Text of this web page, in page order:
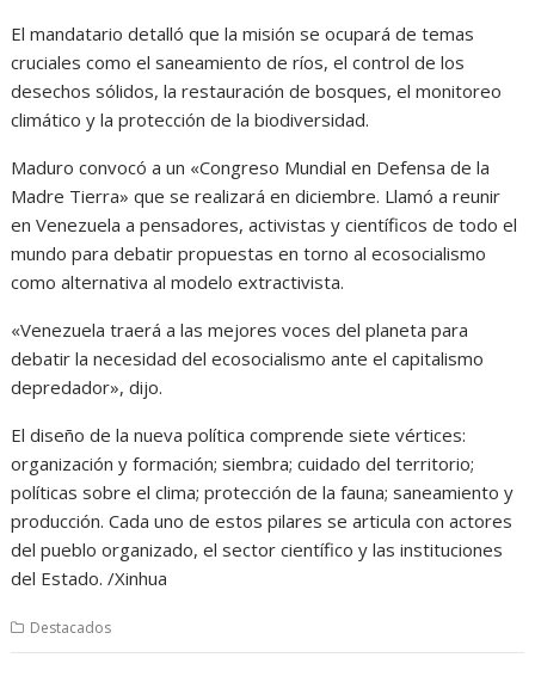
El mandatario detalló que la misión se ocupará de temas
cruciales como el saneamiento de ríos, el control de los
desechos sólidos, la restauración de bosques, el monitoreo
climático y la protección de la biodiversidad.
Maduro convocó a un «Congreso Mundial en Defensa de la
Madre Tierra» que se realizará en diciembre. Llamó a reunir
en Venezuela a pensadores, activistas y científicos de todo el
mundo para debatir propuestas en torno al ecosocialismo
como alternativa al modelo extractivista.
«Venezuela traerá a las mejores voces del planeta para
debatir la necesidad del ecosocialismo ante el capitalismo
depredador», dijo.
El diseño de la nueva política comprende siete vértices:
organización y formación; siembra; cuidado del territorio;
políticas sobre el clima; protección de la fauna; saneamiento y
producción. Cada uno de estos pilares se articula con actores
del pueblo organizado, el sector científico y las instituciones
del Estado. /Xinhua
Destacados